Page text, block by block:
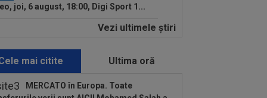
joi, 6 august, 18:00, Digi Sport 1...
Fotbalistul de
EXCLUSIV
Marea problemă a
Craiova la meciul cu KuPS,
League...
Vezi ultimele ştiri
mai citite Ultima oră
MERCATO în Europa. Toate